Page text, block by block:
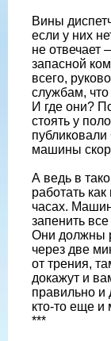
Вины
если у них
не отвечает
запасной
всего,
службам,
И где они?
стоять у
машины
А ведь в
работать
часах.
запенить
Они должны
через две
от трения,
докажут и
правильно и
кто-то еще и
***